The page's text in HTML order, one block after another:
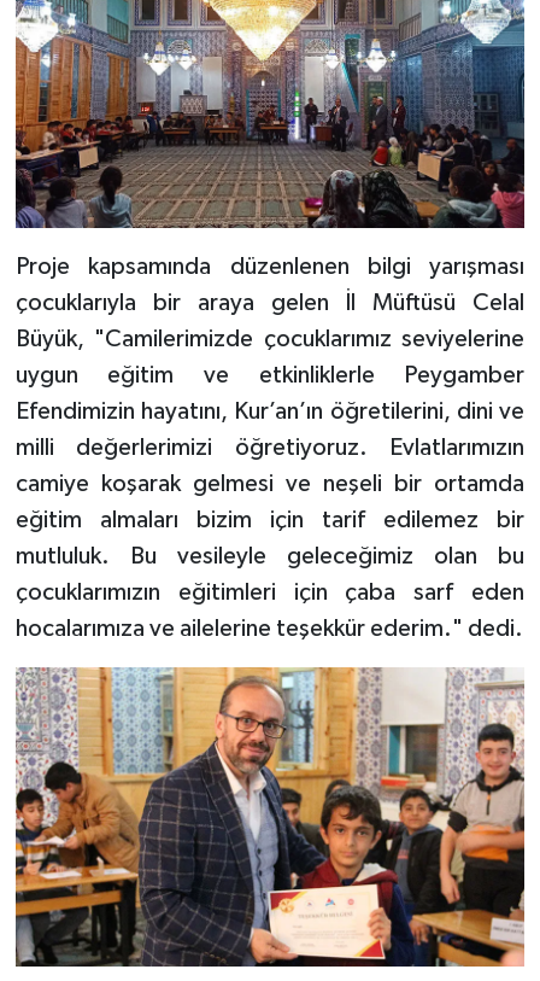
Proje kapsamında düzenlenen bilgi yarışması
çocuklarıyla bir araya gelen İl Müftüsü Celal
Büyük, "Camilerimizde çocuklarımız seviyelerine
uygun eğitim ve etkinliklerle Peygamber
Efendimizin hayatını, Kur’an’ın öğretilerini, dini ve
milli değerlerimizi öğretiyoruz. Evlatlarımızın
camiye koşarak gelmesi ve neşeli bir ortamda
eğitim almaları bizim için tarif edilemez bir
mutluluk. Bu vesileyle geleceğimiz olan bu
çocuklarımızın eğitimleri için çaba sarf eden
hocalarımıza ve ailelerine teşekkür ederim." dedi.
Bolu Müftülüğü
Burdur Müftülüğü
Bursa Müftülüğü
Çanakkale Müftülüğü
Çankırı Müftülüğü
Çorum Müftülüğü
Denizli Müftülüğü
Diyarbakır Müftülüğü
Düzce Müftülüğü
Elazığ Müftülüğü
Erzincan Müftülüğü
Erzurum Müftülüğü
Eskişehir Müftülüğü
Gaziantep Müftülüğü
Giresun Müftülüğü
Makaleler
Ekonomi
Duyurular
Podcast
Bilim, Teknoloji
Biyografiler
Diyanet TV
İhtida Haberleri
YAŞAM